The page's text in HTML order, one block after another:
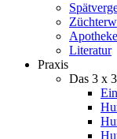
Apotheke
Literatur
Praxis
Das 3 x